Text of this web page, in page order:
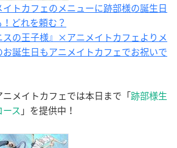
トカフェのメニューに跡部様の誕生日
どれを頼む？
スの王子様』×アニメイトカフェよりメ
誕生日もアニメイトカフェでお祝いで
メイトカフェでは本日まで「跡部様生
ス 」を提供中！